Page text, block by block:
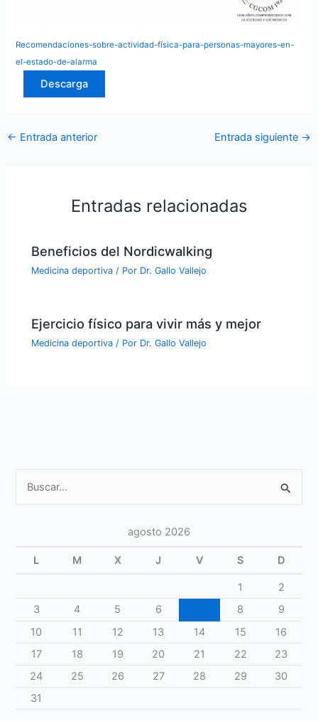
Recomendaciones-sobre-actividad-física-para-personas-mayores-en-
el-estado-de-alarma
Descarga
← Entrada anterior Entrada siguiente →
Entradas relacionadas
Beneficios del Nordicwalking
Medicina deportiva / Por Dr. Gallo Vallejo
Ejercicio físico para vivir más y mejor
Medicina deportiva / Por Dr. Gallo Vallejo
agosto 2026
L M X J V S D
1
2
3
4 5 6 8
9
10
11 12 13 14 15
16
17
18 19 20 21 22
23
24
25 26 27 28 29
30
31